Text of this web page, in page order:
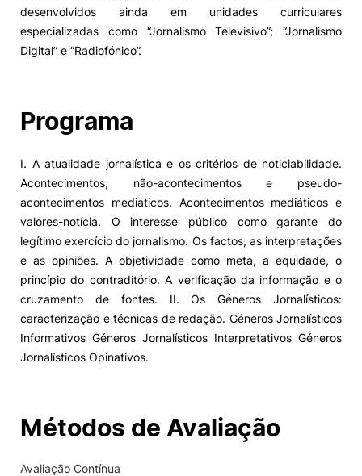
desenvolvidos ainda em unidades curriculares
especializadas como “Jornalismo Televisivo”; “Jornalismo
Digital” e “Radiofónico”.
Programa
I. A atualidade jornalística e os critérios de noticiabilidade.
Acontecimentos, não-acontecimentos e pseudo-
acontecimentos mediáticos. Acontecimentos mediáticos e
valores-notícia. O interesse público como garante do
legítimo exercício do jornalismo. Os factos, as interpretações
e as opiniões. A objetividade como meta, a equidade, o
princípio do contraditório. A verificação da informação e o
cruzamento de fontes. II. Os Géneros Jornalísticos:
caracterização e técnicas de redação. Géneros Jornalísticos
Informativos Géneros Jornalísticos Interpretativos Géneros
Jornalísticos Opinativos.
Métodos de Avaliação
Avaliação Contínua